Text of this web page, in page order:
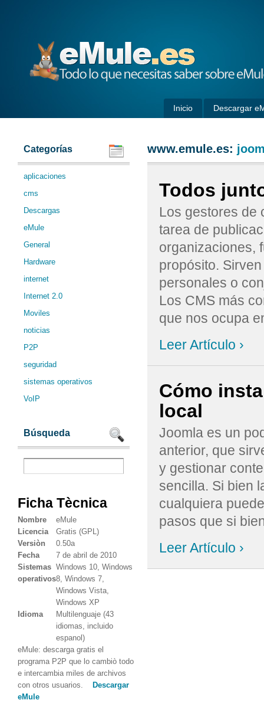
Inicio Descargar
Categorías
aplicaciones
cms
Descargas
eMule
General
Hardware
internet
Internet 2.0
Moviles
noticias
P2P
seguridad
sistemas operativos
VoIP
Búsqueda
Ficha Tècnica
Nombre
eMule
Licencia
Gratis (GPL)
Versiòn
0.50a
Fecha
7 de abril de 2010
Sistemas
operativos
Windows 10, Windows
8, Windows 7,
Windows Vista,
Windows XP
Idioma
Multilenguaje (43
idiomas, incluido
espanol)
eMule: descarga gratis el
programa P2P que lo cambiò todo
e intercambia miles de archivos
con otros usuarios.
Descargar
eMule
www.emule.es:
Todos
Los gestores de
tarea de
organizaciones,
propósito.
personales o
Los CMS más
que nos ocupa
Leer Artículo ›
Cómo
local
Joomla es un
anterior, que
y gestionar
sencilla. Si bien
cualquiera
pasos que si
Leer Artículo ›